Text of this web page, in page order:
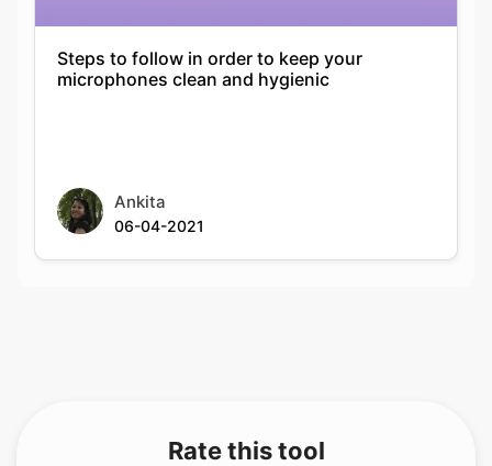
Steps to follow in order to keep your
microphones clean and hygienic
Ankita
06-04-2021
Rate this tool